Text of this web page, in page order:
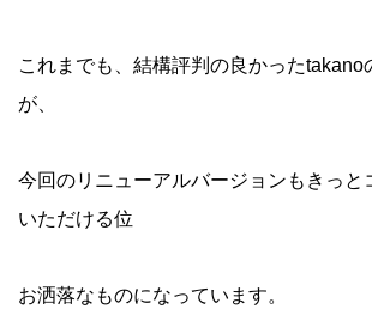
これまでも、結構評判の良かったtakano
が、
今回のリニューアルバージョンもきっと
いただける位
お洒落なものになっています。